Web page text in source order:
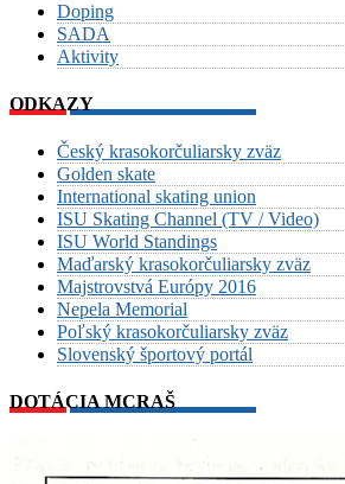
Doping
SADA
Aktivity
ODKAZY
Český krasokorčuliarsky zväz
Golden skate
International skating union
ISU Skating Channel (TV / Video)
ISU World Standings
Maďarský krasokorčuliarsky zväz
Majstrovstvá Európy 2016
Nepela Memorial
Poľský krasokorčuliarsky zväz
Slovenský športový portál
DOTÁCIA MCRAŠ